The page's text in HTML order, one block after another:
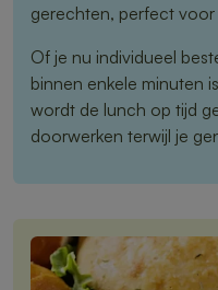
gerechten, perfect voor
Of je nu individueel
binnen enkele minuten
wordt de lunch op tijd
doorwerken terwijl je